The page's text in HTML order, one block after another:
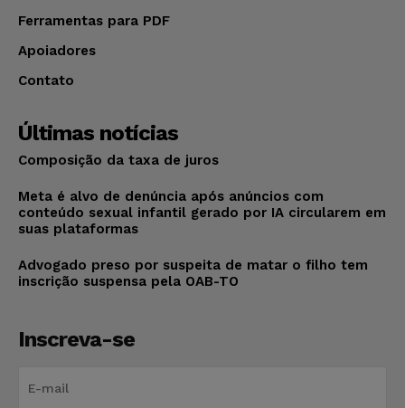
Ferramentas para PDF
Apoiadores
Contato
Últimas notícias
Composição da taxa de juros
Meta é alvo de denúncia após anúncios com
conteúdo sexual infantil gerado por IA circularem em
suas plataformas
Advogado preso por suspeita de matar o filho tem
inscrição suspensa pela OAB-TO
Inscreva-se